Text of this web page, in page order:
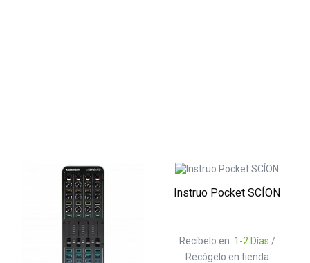
Instruo Pocket SCÍON
Recíbelo en: 1-2 Días /
Recógelo en tienda